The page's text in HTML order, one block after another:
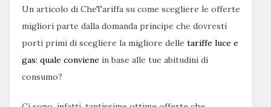
Un articolo di CheTariffa su come scegliere le offerte
migliori parte dalla domanda principe che dovresti
porti primi di scegliere la migliore delle tariffe luce e
gas: quale conviene in base alle tue abitudini di
consumo?